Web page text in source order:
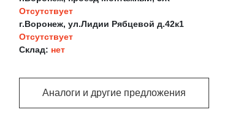
Отсутствует
г.Воронеж, ул.Лидии Рябцевой д.42к1
Отсутствует
Склад: нет
Аналоги и другие предложения